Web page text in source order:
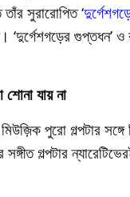
সুরারোপিত ‘
গুপ্তধন’ ও
যায় না
পুরো গল্পটার
গল্পটার